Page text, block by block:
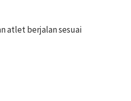
atlet berjalan sesuai